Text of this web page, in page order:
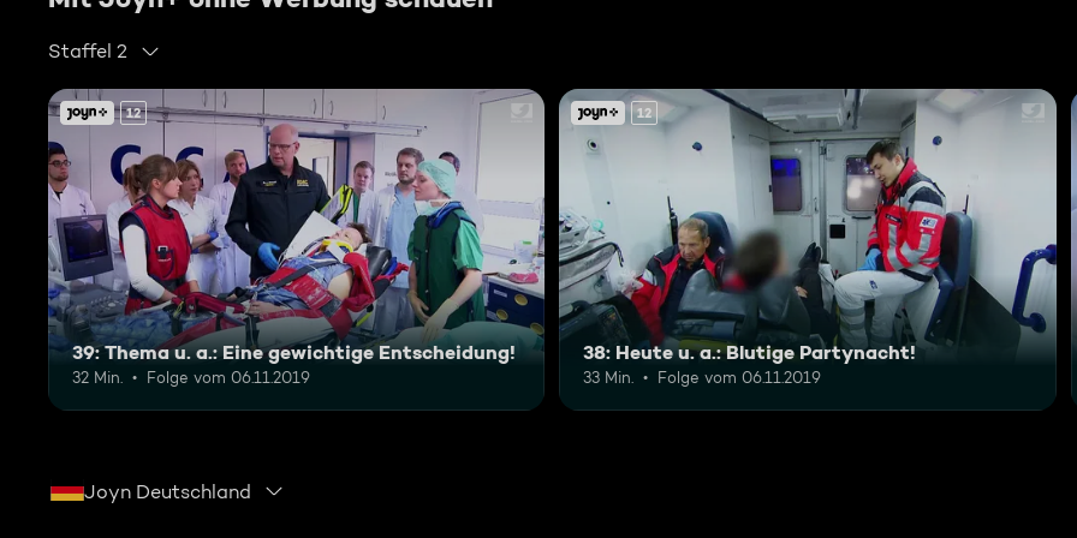
Staffel 2
12
39: Thema u. a.: Eine gewichtige Entscheidung!
32 Min. Folge vom 06.11.2019
12
38: Heute u. a.: Blutige Partynacht!
33 Min. Folge vom 06.11.2019
Joyn Deutschland